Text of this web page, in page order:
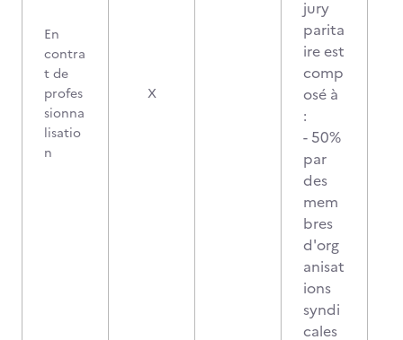
En
contra
t de
profes
sionna
lisatio
n
X
jury
parita
ire est
comp
osé à
:
- 50%
par
des
mem
bres
d'org
anisat
ions
syndi
cales